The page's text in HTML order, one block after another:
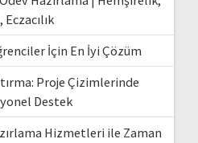
Eczacılık
İçin En İyi Çözüm
Proje Çizimlerinde
Destek
Hizmetleri ile Zaman